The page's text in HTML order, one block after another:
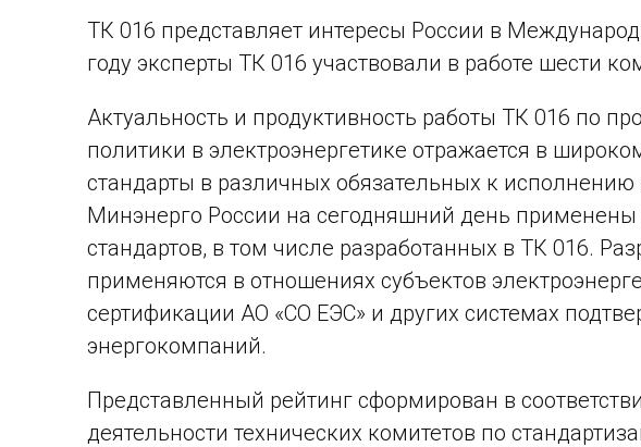
ТК 016 представляет интересы России в
году эксперты ТК 016 участвовали в работе шести
Актуальность и продуктивность работы ТК 016 по
политики в электроэнергетике отражается в
стандарты в различных обязательных к
Минэнерго России на сегодняшний день
стандартов, в том числе разработанных в ТК 016.
применяются в отношениях субъектов
сертификации АО «СО ЕЭС» и других системах
энергокомпаний.
Представленный рейтинг сформирован в
деятельности технических комитетов по